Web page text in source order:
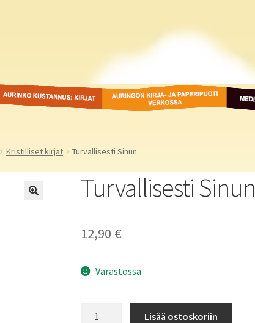
Aurinko Kustannus: kirjat Auringon kirja- ja
paperipuodit verkossa
Media
Kristilliset kirjat Turvallisesti Sinun
Turvallisesti Sinun
12,90 €
Varastossa
Lisää ostoskoriin